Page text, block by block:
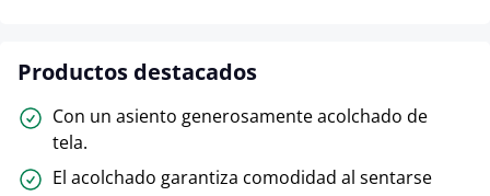
Productos destacados
Con un asiento generosamente acolchado de
tela.
El acolchado garantiza comodidad al sentarse